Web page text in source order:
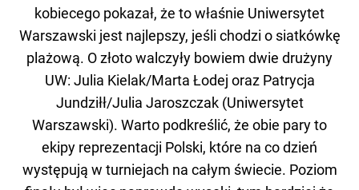
kobiecego pokazał, że to właśnie Uniwersytet
Warszawski jest najlepszy, jeśli chodzi o siatkówkę
plażową. O złoto walczyły bowiem dwie drużyny
UW: Julia Kielak/Marta Łodej oraz Patrycja
Jundziłł/Julia Jaroszczak (Uniwersytet
Warszawski). Warto podkreślić, że obie pary to
ekipy reprezentacji Polski, które na co dzień
występują w turniejach na całym świecie. Poziom